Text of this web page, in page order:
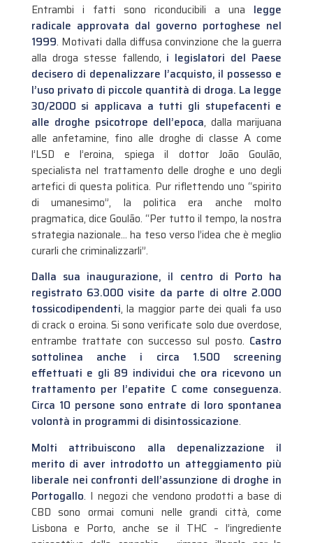
Entrambi i fatti sono riconducibili a una legge
radicale approvata dal governo portoghese nel
1999. Motivati dalla diffusa convinzione che la guerra
alla droga stesse fallendo, i legislatori del Paese
decisero di depenalizzare l’acquisto, il possesso e
l’uso privato di piccole quantità di droga. La legge
30/2000 si applicava a tutti gli stupefacenti e
alle droghe psicotrope dell’epoca, dalla marijuana
alle anfetamine, fino alle droghe di classe A come
l’LSD e l’eroina, spiega il dottor João Goulão,
specialista nel trattamento delle droghe e uno degli
artefici di questa politica. Pur riflettendo uno “spirito
di umanesimo”, la politica era anche molto
pragmatica, dice Goulão. “Per tutto il tempo, la nostra
strategia nazionale… ha teso verso l’idea che è meglio
curarli che criminalizzarli”.
Dalla sua inaugurazione, il centro di Porto ha
registrato 63.000 visite da parte di oltre 2.000
tossicodipendenti, la maggior parte dei quali fa uso
di crack o eroina. Si sono verificate solo due overdose,
entrambe trattate con successo sul posto. Castro
sottolinea anche i circa 1.500 screening
effettuati e gli 89 individui che ora ricevono un
trattamento per l’epatite C come conseguenza.
Circa 10 persone sono entrate di loro spontanea
volontà in programmi di disintossicazione.
Molti attribuiscono alla depenalizzazione il
merito di aver introdotto un atteggiamento più
liberale nei confronti dell’assunzione di droghe in
Portogallo. I negozi che vendono prodotti a base di
CBD sono ormai comuni nelle grandi città, come
Lisbona e Porto, anche se il THC – l’ingrediente